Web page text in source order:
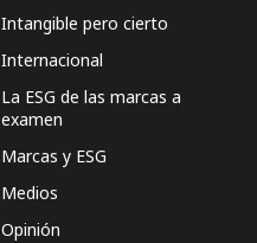
Intangible pero cierto
Internacional
La ESG de las marcas a
examen
Marcas y ESG
Medios
Opinión